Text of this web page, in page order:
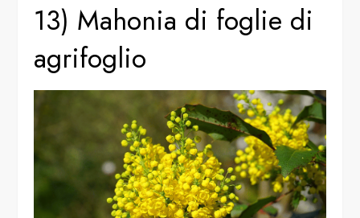
13) Mahonia di foglie di
agrifoglio